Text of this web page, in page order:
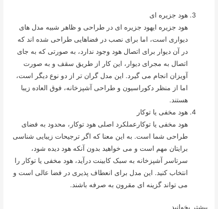
هود جزیره ای
هود جزیره ایهود جزیره ای در طراحی و ظاهر شبیه مدل های
دیواری است، اما برای نصب در فضاهایی طراحی شده اند که
در آن دیوار برای اتصال هود وجود ندارد، به صورتی که به جای
اتصال به مجرای دیوار، این کار از طریق سقف و به صورت
آویزان انجام می گیرد. این مدل گران تر از دو نوع دیگر است،
اما از منظر دکوراسیون و طراحی آشپزخانه، فوق العاده زیبا
هستند.
هود مخفی یا توکار
هود مخفی یا توکارعملکرد اصلی هود توکار، محدود به فضای
طراحی شما است. به این معنا که اگر ترجیحات زیبایی شناسی
برایتان مهم است و می خواهید بدون آنکه هود دیده شود،
سرتاسر آشپزخانه به سبک کابینت درآید، هود مخفی یا توکار را
انتخاب کنید. این مدل برای انعطاف پذیری در فضا عالی است و
می تواند گزینه ای مقرون به صرفه باشند.
بیشتر بخوانید